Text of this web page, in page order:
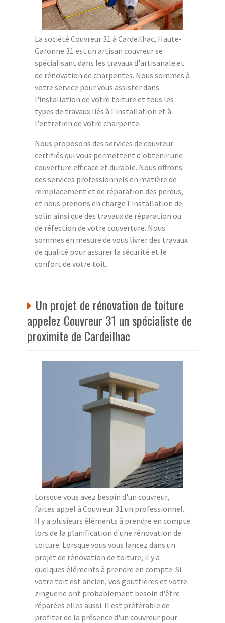
La société Couvreur 31 à Cardeilhac, Haute-
Garonne 31 est un artisan couvreur se
spécialisant dans les travaux d'artisanale et
de rénovation de charpentes. Nous sommes à
votre service pour vous assister dans
l'installation de votre toiture et tous les
types de travaux liés à l'installation et à
l'entretien de votre charpente.
Nous proposons des services de couvreur
certifiés qui vous permettent d'obtenir une
couverture efficace et durable. Nous offrons
des services professionnels en matière de
remplacement et de réparation des perdus,
et nous prenons en charge l'installation de
solin ainsi que des travaux de réparation ou
de réfection de votre couverture. Nous
sommes en mesure de vous livrer des travaux
de qualité pour assurer la sécurité et le
confort de votre toit.
Un projet de rénovation de toiture
appelez Couvreur 31 un spécialiste de
proximite de Cardeilhac
Lorsque vous avez besoin d'un couvreur,
faites appel à Couvreur 31 un professionnel.
Il y a plusieurs éléments à prendre en compte
lors de la planification d'une rénovation de
toiture. Lorsque vous vous lancez dans un
projet de rénovation de toiture, il y a
quelques éléments à prendre en compte. Si
votre toit est ancien, vos gouttières et votre
zinguerie ont probablement besoin d'être
réparées elles aussi. Il est préférable de
profiter de la présence d'un couvreur pour